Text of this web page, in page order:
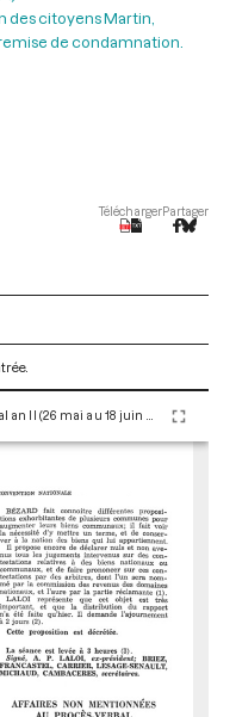
des citoyens Martin,
de condamnation.
TéléchargerPartager